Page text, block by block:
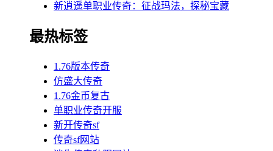
新逍遥单职业传奇：征战玛法，探秘宝藏
最热标签
1.76版本传奇
仿盛大传奇
1.76金币复古
单职业传奇开服
新开传奇sf
传奇sf网站